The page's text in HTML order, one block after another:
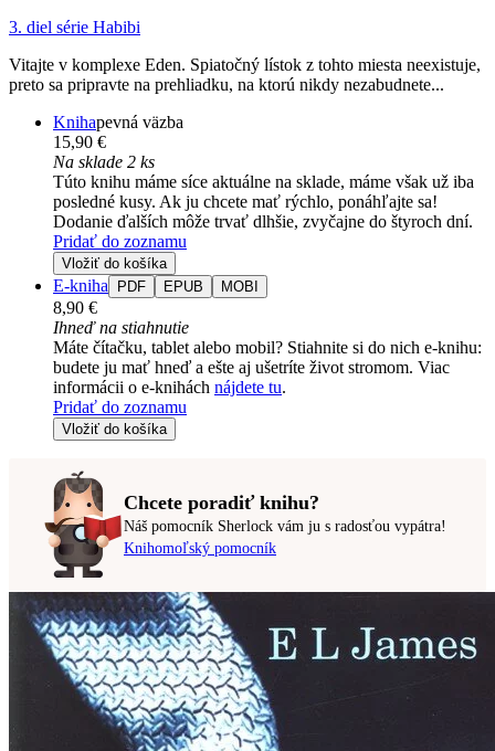
3. diel série Habibi
Vitajte v komplexe Eden. Spiatočný lístok z tohto miesta neexistuje,
preto sa pripravte na prehliadku, na ktorú nikdy nezabudnete...
Knihapevná väzba
15,90 €
Na sklade 2 ks
Túto knihu máme síce aktuálne na sklade, máme však už iba
posledné kusy. Ak ju chcete mať rýchlo, ponáhľajte sa!
Dodanie ďalších môže trvať dlhšie, zvyčajne do štyroch dní.
Pridať do zoznamu
Vložiť do košíka
E-kniha PDF EPUB MOBI
8,90 €
Ihneď na stiahnutie
Máte čítačku, tablet alebo mobil? Stiahnite si do nich e-knihu:
budete ju mať hneď a ešte aj ušetríte život stromom. Viac
informácii o e-knihách nájdete tu.
Pridať do zoznamu
Vložiť do košíka
Chcete poradiť knihu?
Náš pomocník Sherlock vám ju s radosťou vypátra!
Knihomoľský pomocník